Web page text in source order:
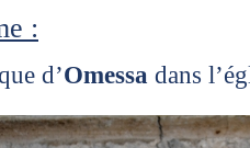
:
d’Omessa dans